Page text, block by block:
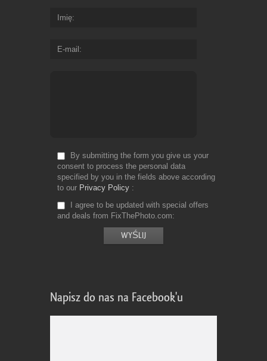
Imię
E-mail
By submitting the form you give us your
consent to process the personal data
specified by you in the fields above according
to our Privacy Policy
I agree to be updated with special offers
and deals from FixThePhoto.com
Napisz do nas na Facebook'u